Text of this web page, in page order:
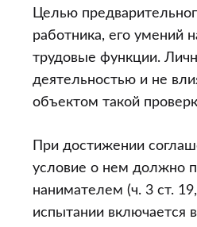
Целью
работника, его умений
трудовые функции.
деятельностью и не
объектом такой
При достижении
условие о нем должно
нанимателем (ч. 3 ст.
испытании включается